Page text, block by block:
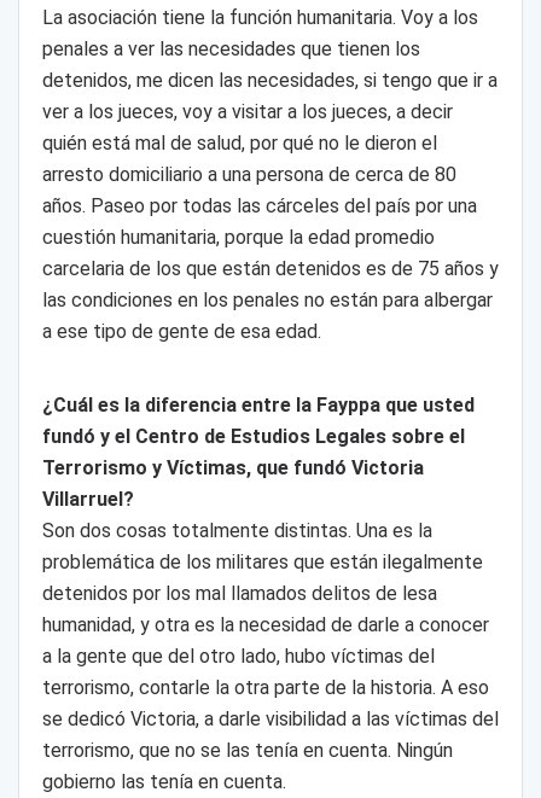
La asociación tiene la función humanitaria. Voy a los
penales a ver las necesidades que tienen los
detenidos, me dicen las necesidades, si tengo que ir a
ver a los jueces, voy a visitar a los jueces, a decir
quién está mal de salud, por qué no le dieron el
arresto domiciliario a una persona de cerca de 80
años. Paseo por todas las cárceles del país por una
cuestión humanitaria, porque la edad promedio
carcelaria de los que están detenidos es de 75 años y
las condiciones en los penales no están para albergar
a ese tipo de gente de esa edad.
¿Cuál es la diferencia entre la Fayppa que usted
fundó y el Centro de Estudios Legales sobre el
Terrorismo y Víctimas, que fundó Victoria
Villarruel?
Son dos cosas totalmente distintas. Una es la
problemática de los militares que están ilegalmente
detenidos por los mal llamados delitos de lesa
humanidad, y otra es la necesidad de darle a conocer
a la gente que del otro lado, hubo víctimas del
terrorismo, contarle la otra parte de la historia. A eso
se dedicó Victoria, a darle visibilidad a las víctimas del
terrorismo, que no se las tenía en cuenta. Ningún
gobierno las tenía en cuenta.